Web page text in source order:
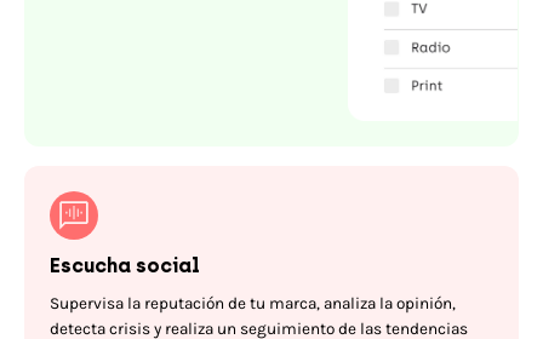
Escucha social
Supervisa la reputación de tu marca, analiza la opinión,
detecta crisis y realiza un seguimiento de las tendencias